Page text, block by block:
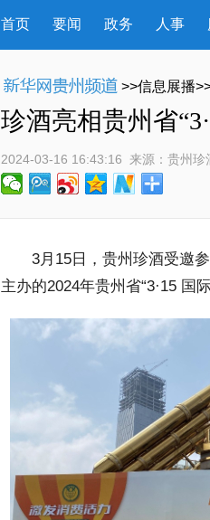
首页 要闻 政务 人事
>>信息展播
珍酒亮相贵州省
2024-03-16 16:43:16 来源： 贵州珍
3月15日，贵州珍酒受邀参
主办的2024年贵州省“3·15 国